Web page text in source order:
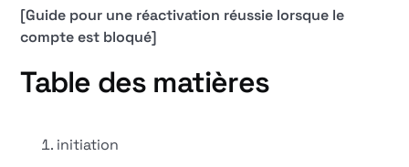
[Guide pour une réactivation réussie lorsque le
compte est bloqué]
Table des matières
initiation